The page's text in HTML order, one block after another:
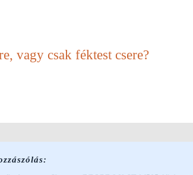
vagy csak féktest csere?